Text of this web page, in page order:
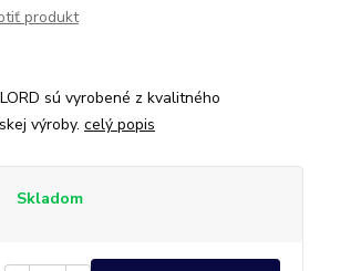
produkt
sú vyrobené z kvalitného
výroby. celý popis
Skladom